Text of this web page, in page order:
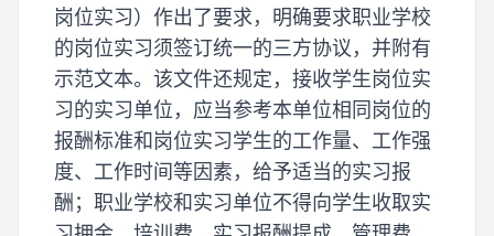
岗位实习）作出了要求，明确要求职业学校
的岗位实习须签订统一的三方协议，并附有
示范文本。该文件还规定，接收学生岗位实
习的实习单位，应当参考本单位相同岗位的
报酬标准和岗位实习学生的工作量、工作强
度、工作时间等因素，给予适当的实习报
酬；职业学校和实习单位不得向学生收取实